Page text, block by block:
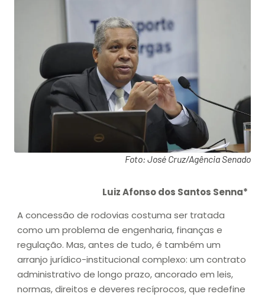
Foto: José Cruz/Agência Senado
Luiz Afonso dos Santos Senna*
A concessão de rodovias costuma ser tratada
como um problema de engenharia, finanças e
regulação. Mas, antes de tudo, é também um
arranjo jurídico-institucional complexo: um contrato
administrativo de longo prazo, ancorado em leis,
normas, direitos e deveres recíprocos, que redefine